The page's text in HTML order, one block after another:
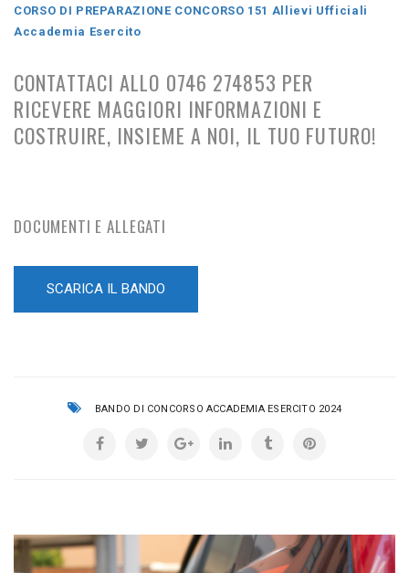
CORSO DI PREPARAZIONE CONCORSO 1 51 Allievi Ufficiali
Accademia Esercito
CONTATTACI ALLO 0746 274853 PER
RICEVERE MAGGIORI INFORMAZIONI E
COSTRUIRE, INSIEME A NOI, IL TUO FUTURO!
DOCUMENTI E ALLEGATI
SCARICA IL BANDO
BANDO DI CONCORSO ACCADEMIA ESERCITO 2024